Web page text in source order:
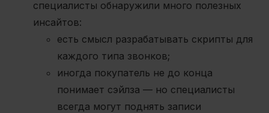
специалисты обнаружили много полезных
инсайтов:
есть смысл разрабатывать скрипты для
каждого типа звонков;
иногда покупатель не до конца
понимает сэйлза — но специалисты
всегда могут поднять записи